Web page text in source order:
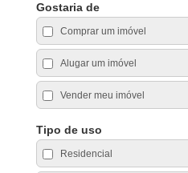
Gostaria de
Comprar um imóvel
Alugar um imóvel
Vender meu imóvel
Tipo de uso
Residencial